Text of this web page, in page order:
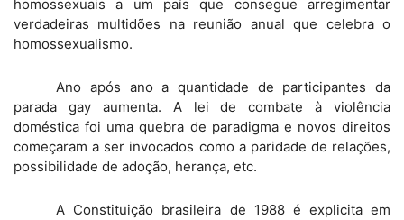
homossexuais a um país que consegue arregimentar
verdadeiras multidões na reunião anual que celebra o
homossexualismo.
Ano após ano a quantidade de participantes da
parada gay aumenta. A lei de combate à violência
doméstica foi uma quebra de paradigma e novos direitos
começaram a ser invocados como a paridade de relações,
possibilidade de adoção, herança, etc.
A Constituição brasileira de 1988 é explicita em